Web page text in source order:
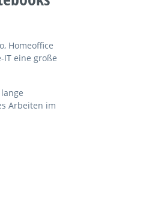
Homeoffice
IT eine große
Arbeiten im